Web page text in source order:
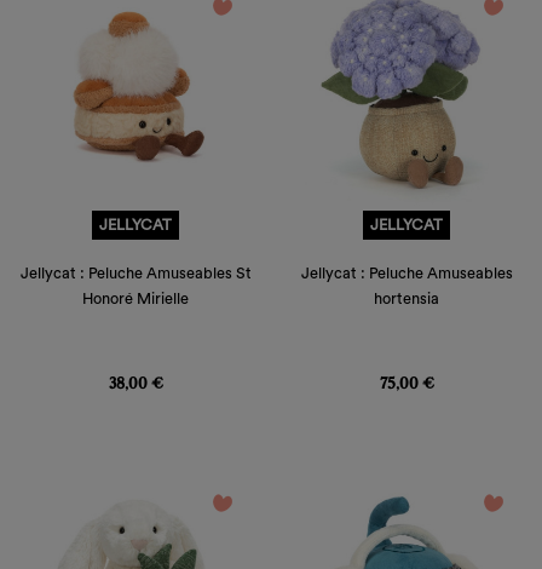
Créer une liste d'envies
favorite_border
JELLYCAT
Jellycat : Peluche Amuseables St
Honoré Mirielle
38,00 €
favorite_border
JELLYCAT
Jellycat : Peluche Amuseables
hortensia
75,00 €
favorite_border favorite_border